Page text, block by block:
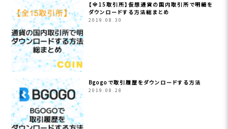
【全15取引所】仮想通貨の国内取引所で明細を
ダウンロードする方法総まとめ
2019.08.30
Bgogoで取引履歴をダウンロードする方法
2019.08.28